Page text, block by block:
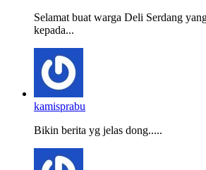
Selamat buat warga Deli Serdang
kepada...
kamisprabu
Bikin berita yg jelas dong.....